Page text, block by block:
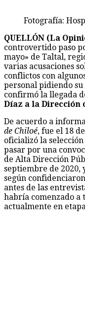
Fotografía:
QUELLÓN (La
controvertido paso
mayo» de Taltal,
varias acusaciones
conflictos con
personal pidiendo
confirmó la llegada
Díaz a la Dirección
De acuerdo a
de Chiloé, fue el 18
oficializó la
pasar por una
de Alta Dirección
septiembre de 2020,
según
antes de las
habría comenzado a
actualmente en